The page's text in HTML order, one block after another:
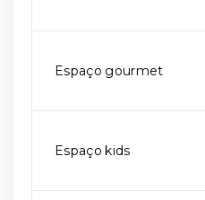
Espaço gourmet
Espaço kids